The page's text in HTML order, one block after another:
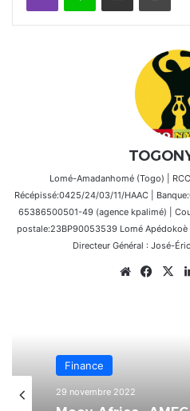
Lomé-Amadanhomé (Togo) |
Récépissé:0425/24/03/11/HAAC |
65386500501-49 (agence kpalimé) |
postale:23BP90053539 Lomé
Directeur Général : José-
Website X
Finance
Monde